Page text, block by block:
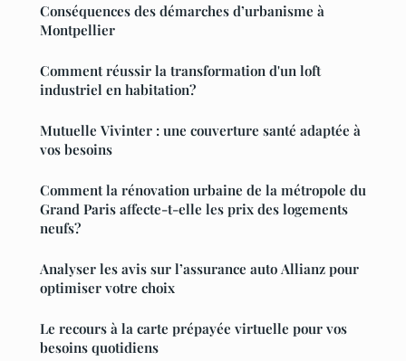
Conséquences des démarches d’urbanisme à
Montpellier
Comment réussir la transformation d'un loft
industriel en habitation?
Mutuelle Vivinter : une couverture santé adaptée à
vos besoins
Comment la rénovation urbaine de la métropole du
Grand Paris affecte-t-elle les prix des logements
neufs?
Analyser les avis sur l’assurance auto Allianz pour
optimiser votre choix
Le recours à la carte prépayée virtuelle pour vos
besoins quotidiens